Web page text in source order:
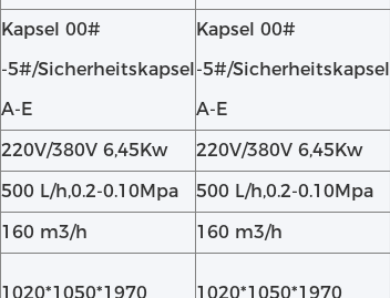
Kapsel 00#
-5#/Sicherheitskapsel
A-E
Kapsel 00#
-5#/Sicherheitskapsel
A-E
220V/380V 6,45Kw 220V/380V 6,45Kw
500 L/h,0.2-0.10Mpa 500 L/h,0.2-0.10Mpa
160 m3/h 160 m3/h
1020*1050*1970
1020*1050*1970